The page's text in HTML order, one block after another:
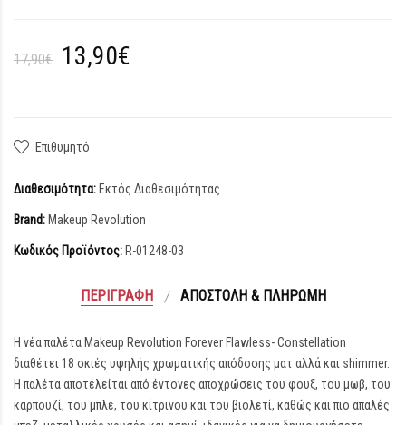
17,90€ 13,90€
Επιθυμητό
Διαθεσιμότητα: Εκτός Διαθεσιμότητας
Brand: Makeup Revolution
Κωδικός Προϊόντος: R-01248-03
ΠΕΡΙΓΡΑΦΉ ΑΠΟΣΤΟΛΉ & ΠΛΗΡΩΜΉ
Η νέα παλέτα Makeup Revolution Forever Flawless- Constellation
διαθέτει 18 σκιές υψηλής χρωματικής απόδοσης ματ αλλά και shimmer.
Η παλέτα αποτελείται από έντονες αποχρώσεις του φουξ, του μωβ, του
καρπουζί, του μπλε, του κίτρινου και του βιολετί, καθώς και πιο απαλές